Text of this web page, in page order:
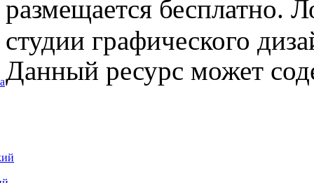
размещается бесплатно.
студии графического
Данный ресурс может